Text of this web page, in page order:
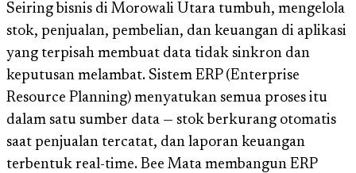
Seiring bisnis di Morowali Utara tumbuh, mengelola
stok, penjualan, pembelian, dan keuangan di aplikasi
yang terpisah membuat data tidak sinkron dan
keputusan melambat. Sistem ERP (Enterprise
Resource Planning) menyatukan semua proses itu
dalam satu sumber data — stok berkurang otomatis
saat penjualan tercatat, dan laporan keuangan
terbentuk real-time. Bee Mata membangun ERP